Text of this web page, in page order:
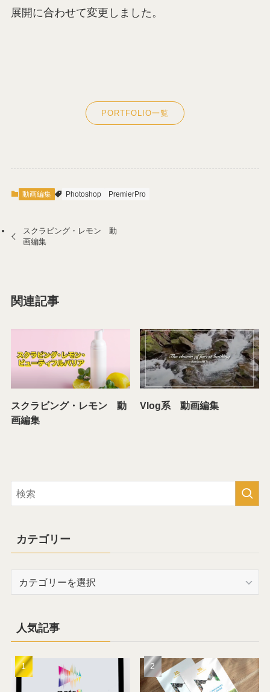
展開に合わせて変更しました。
PORTFOLIO一覧
動画編集 Photoshop PremierPro
スクラビング・レモン 動
画編集
関連記事
スクラビング・レモン 動
画編集
Vlog系 動画編集
カテゴリー
ー
人気記事